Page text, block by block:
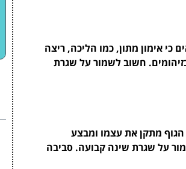
אימון מתון, כמו הליכה, ריצה
חשוב לשמור על שגרת
מתקן את עצמו ומבצע
בלילה, ולנסות לשמור על שגרת שינה קבועה. סביבה